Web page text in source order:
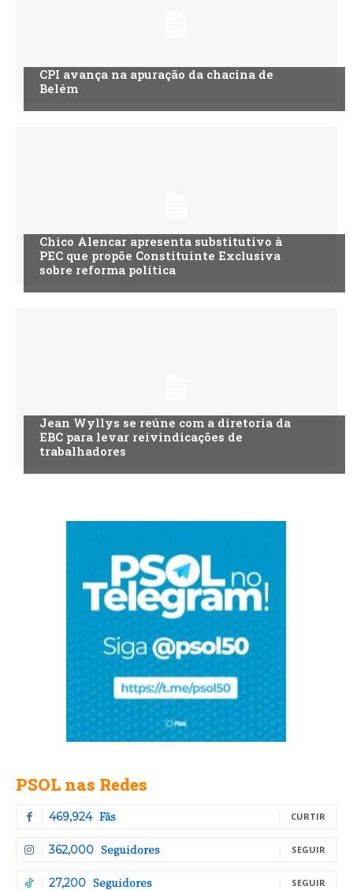
CPI avança na apuração da chacina de
Belém
Chico Alencar apresenta substitutivo à
PEC que propõe Constituinte Exclusiva
sobre reforma política
Jean Wyllys se reúne com a diretoria da
EBC para levar reivindicações de
trabalhadores
PSOL nas Redes
469,924 Fãs CURTIR
362,000 Seguidores SEGUIR
27,200 Seguidores SEGUIR